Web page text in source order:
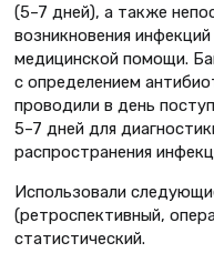
(5–7 дней), а также
возникновения
медицинской помощи.
с определением
проводили в день
5–7 дней для
распространения
Использовали
(ретроспективный,
статистический.